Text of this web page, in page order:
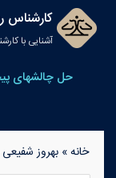
کارشناس
آشنایی با
حل چالشهای
خانه» بهروز